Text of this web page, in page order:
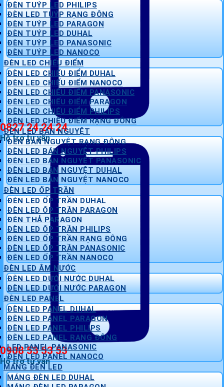
0827 24 24 24
Hỗ trợ tư vấn
0908 53 53 53
Hỗ trợ tư vấn
ĐÈN TUÝP LED PHILIPS
ĐÈN LED TUÝP RẠNG ĐÔNG
ĐÈN TUÝP LED PARAGON
ĐÈN TUÝP LED DUHAL
ĐÈN TUÝP LED PANASONIC
ĐÈN TUÝP LED NANOCO
ĐÈN LED CHIẾU ĐIỂM
ĐÈN LED CHIẾU ĐIỂM DUHAL
ĐÈN LED CHIẾU ĐIỂM NANOCO
ĐÈN LED CHIẾU ĐIỂM PANASONIC
ĐÈN LED CHIẾU ĐIỂM PARAGON
ĐÈN LED CHIẾU ĐIỂM PHILIPS
ĐÈN LED CHIẾU ĐIỂM RẠNG ĐÔNG
ĐÈN LED BÁN NGUYỆT
ĐÈN BÁN NGUYỆT RẠNG ĐÔNG
ĐÈN LED BÁN NGUYỆT PHILIPS
ĐÈN LED BÁN NGUYỆT PANASONIC
ĐÈN LED BÁN NGUYỆT DUHAL
ĐÈN LED BÁN NGUYỆT NANOCO
ĐÈN LED ỐP TRẦN
ĐÈN LED ỐP TRẦN DUHAL
ĐÈN LED ỐP TRẦN PARAGON
ĐÈN THẢ PARAGON
ĐÈN LED ỐP TRẦN PHILIPS
ĐÈN LED ỐP TRẦN RẠNG ĐÔNG
ĐÈN LED ỐP TRẦN PANASONIC
ĐÈN LED ỐP TRẦN NANOCO
ĐÈN LED ÂM NƯỚC
ĐÈN LED DƯỚI NƯỚC DUHAL
ĐÈN LED DƯỚI NƯỚC PARAGON
ĐÈN LED PANEL
ĐÈN LED PANEL DUHAL
ĐÈN LED PANEL PARAGON
ĐÈN LED PANEL PHILIPS
ĐÈN LED PANEL RẠNG ĐÔNG
LED PANEL PANASONIC
ĐÈN LED PANEL NANOCO
MÁNG ĐÈN LED
MÁNG ĐÈN LED DUHAL